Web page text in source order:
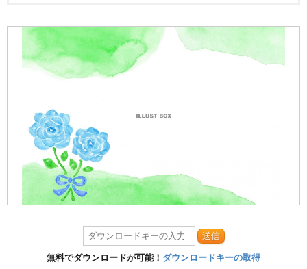
送信
無料でダウンロードが可能！ ダウンロードキーの取得